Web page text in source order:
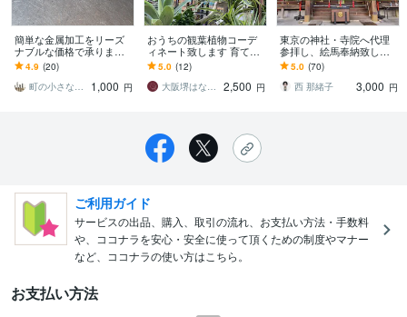
簡単な金属加工をリーズ
ナブルな価格で承ります
マシニングやボール盤で
丁寧に製作。
4.9 (20)
町の小さな加工屋さん
1,000 円
おうちの観葉植物コーデ
ィネート致します 育てや
すく、長く楽しめるグリ
ーンをご提案します。
5.0 (12)
大阪堺はなみどり
2,500 円
東京の神社・寺院へ代理
参拝し、絵馬奉納致しま
す ☆東京23区内であれ
ば、どの神社・寺院でも
対応致します☆
5.0 (70)
西 那緒子
3,000 円
ご利用ガイド
サービスの出品、購入、取引の流れ、お支払い方法・手数料
や、ココナラを安心・安全に使って頂くための制度やマナー
など、ココナラの使い方はこちら。
お支払い方法